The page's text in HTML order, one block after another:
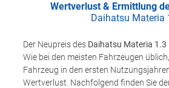
Wertverlust & Ermittlung
Daihatsu Materia
Der Neupreis des Daihatsu Materia 1.3
Wie bei den meisten Fahrzeugen
Fahrzeug in den ersten
Wertverlust. Nachfolgend finden Sie